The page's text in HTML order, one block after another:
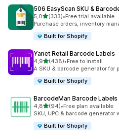
506 EasyScan SKU &
5,0z 5 hvězd
(333)
Celkový počet recenzí: 333
•Free trial available
Purchase orders, inventory
Built for Shopify
Yanet Retail Barcode Labels
4,9z 5 hvězd
(438)
Celkový počet recenzí: 438
•Free to install
A SKU & barcode generator for
Built for Shopify
BarcodeMan Barcode Labels
4,8z 5 hvězd
(94)
Celkový počet recenzí: 94
•Free plan available
SKU, UPC & barcode
Built for Shopify